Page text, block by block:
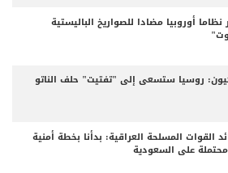
أوروبيا مضادا للصواريخ الباليستية
روسيا ستسعى إلى "تفتيت" حلف الناتو
القوات المسلحة العراقية: بدأنا بخطة أمنية
على السعودية